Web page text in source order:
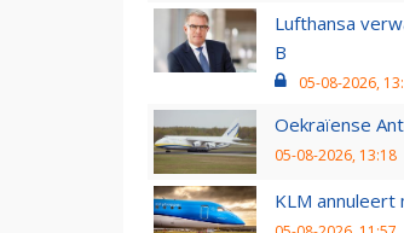
Lufthansa
B
05-08-2026,
Oekraïense
05-08-2026, 13:18
KLM annuleert